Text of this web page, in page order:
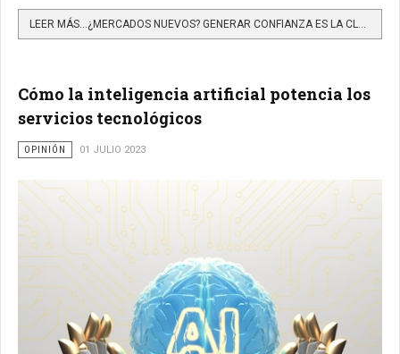
Cómo la inteligencia artificial potencia los
servicios tecnológicos
OPINIÓN 01 JULIO 2023